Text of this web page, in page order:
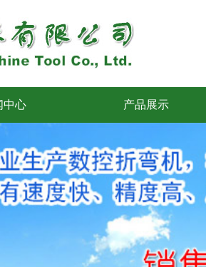
中心 产品展示